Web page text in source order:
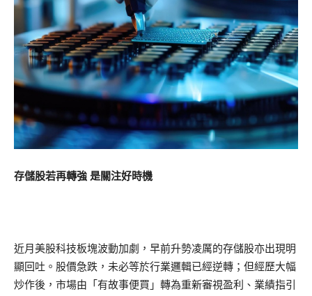
存儲股若再轉強 是關注好時機
近月美股科技板塊波動加劇，早前升勢凌厲的存儲股亦出現明
顯回吐。股價急跌，未必等於行業邏輯已經逆轉；但經歷大幅
炒作後，市場由「有故事便買」轉為重新審視盈利、業績指引